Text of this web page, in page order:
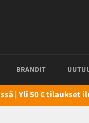
BRANDIT
| Yli 50 € tilaukset